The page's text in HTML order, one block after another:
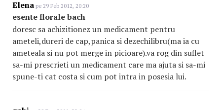
Elena pe 29 Feb 2012, 20:20
esente florale bach
doresc sa achizitionez un medicament pentru
ameteli,dureri de cap,panica si dezechilibru(ma ia cu
ameteala si nu pot merge in picioare).va rog din suflet
sa-mi prescrieti un medicament care ma ajuta si sa-mi
spune-ti cat costa si cum pot intra in posesia lui.